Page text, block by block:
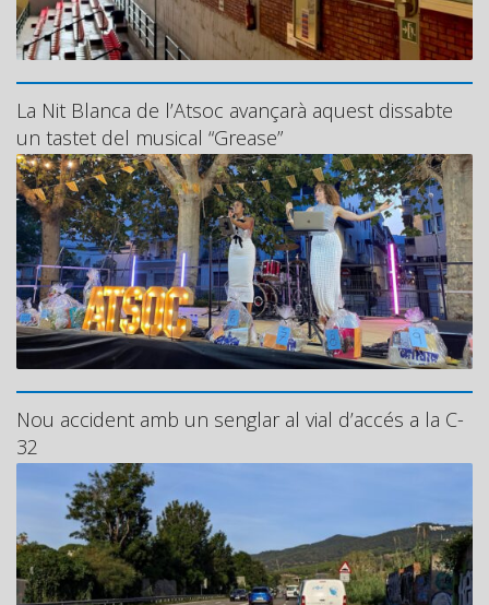
La Nit Blanca de l’Atsoc avançarà aquest dissabte
un tastet del musical “Grease”
Nou accident amb un senglar al vial d’accés a la C-
32